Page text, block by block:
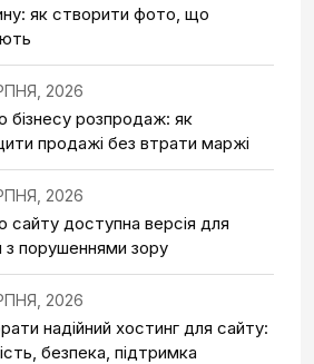
як створити фото, що
2026
бізнесу розпродаж: як
продажі без втрати маржі
2026
сайту доступна версія для
порушеннями зору
2026
надійний хостинг для сайту:
безпека, підтримка